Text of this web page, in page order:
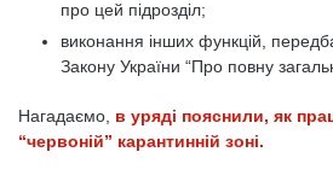
про цей підрозділ;
виконання інших функцій,
Закону України “Про повну
Нагадаємо, в уряді пояснили, як
“червоній” карантинній зоні.